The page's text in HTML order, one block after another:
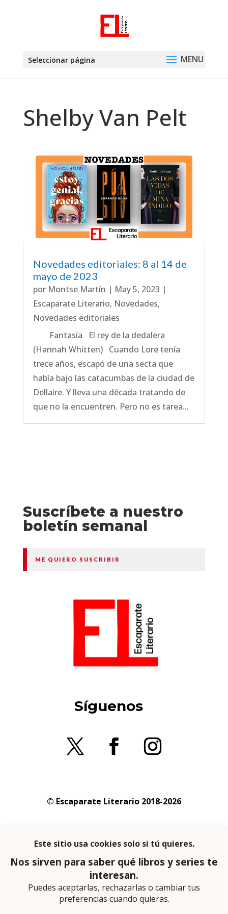
Seleccionar página
Shelby Van Pelt
Novedades editoriales: 8 al 14 de
mayo de 2023
por Montse Martín | May 5, 2023 |
Escaparate Literario, Novedades,
Novedades editoriales
Fantasía El rey de la dedalera
(Hannah Whitten) Cuando Lore tenía
trece años, escapó de una secta que
había bajo las catacumbas de la ciudad de
Dellaire. Y lleva una década tratando de
que no la encuentren. Pero no es tarea...
Suscríbete a nuestro
boletín semanal
ME QUIERO SUSCRIBIR
Síguenos
© Escaparate Literario 2018-2026
privacidad
En calidad de afiliado de Amazon obtengo
ingresos por las compras adscritas que